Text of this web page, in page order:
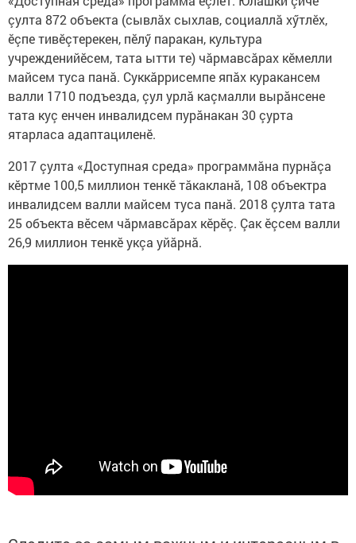
çулта 872 объекта (сывлăх сыхлав, социаллă хӳтлӗх,
ӗçпе тивӗçтерекен, пӗлӳ паракан, культура
учрежденийӗсем, тата ытти те) чăрмавсăрах кӗмелли
майсем туса панă. Суккăррисемпе япăх куракансем
валли 1710 подъезда, çул урлă каçмалли вырăнсене
тата куç енчен инвалидсем пурăнакан 30 çурта
ятарласа адаптациленӗ.
2017 çулта «Доступная среда» программăна пурнăçа
кӗртме 100,5 миллион тенкӗ тăкакланă, 108 объектра
инвалидсем валли майсем туса панă. 2018 çулта тата
25 объекта вӗсем чăрмавсăрах кӗрӗç. Çак ӗçсем валли
26,9 миллион тенкӗ укçа уйăрнă.